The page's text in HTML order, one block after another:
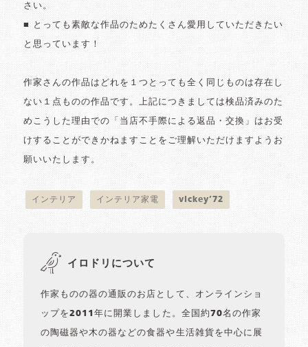
さい。
■ とっても素敵な作品のためたくさん愛用していただきたい
と思っています！
作家さんの作品はどれを１つとっても全く同じものは存在し
ない１点ものの作品です。上記につきましては検品済みのた
めこうした理由での「当店不手際による返品・交換」はお受
けすることができかねますことをご理解いただけますようお
願いいたします。
インテリア インテリア家電 vickey’72
イロドリについて
作家ものの器の通販のお店として、オンラインショ
ップを2011年に開業しました。全国約70名の作家
の陶磁器や木の器などの食器や生活雑貨を中心に展